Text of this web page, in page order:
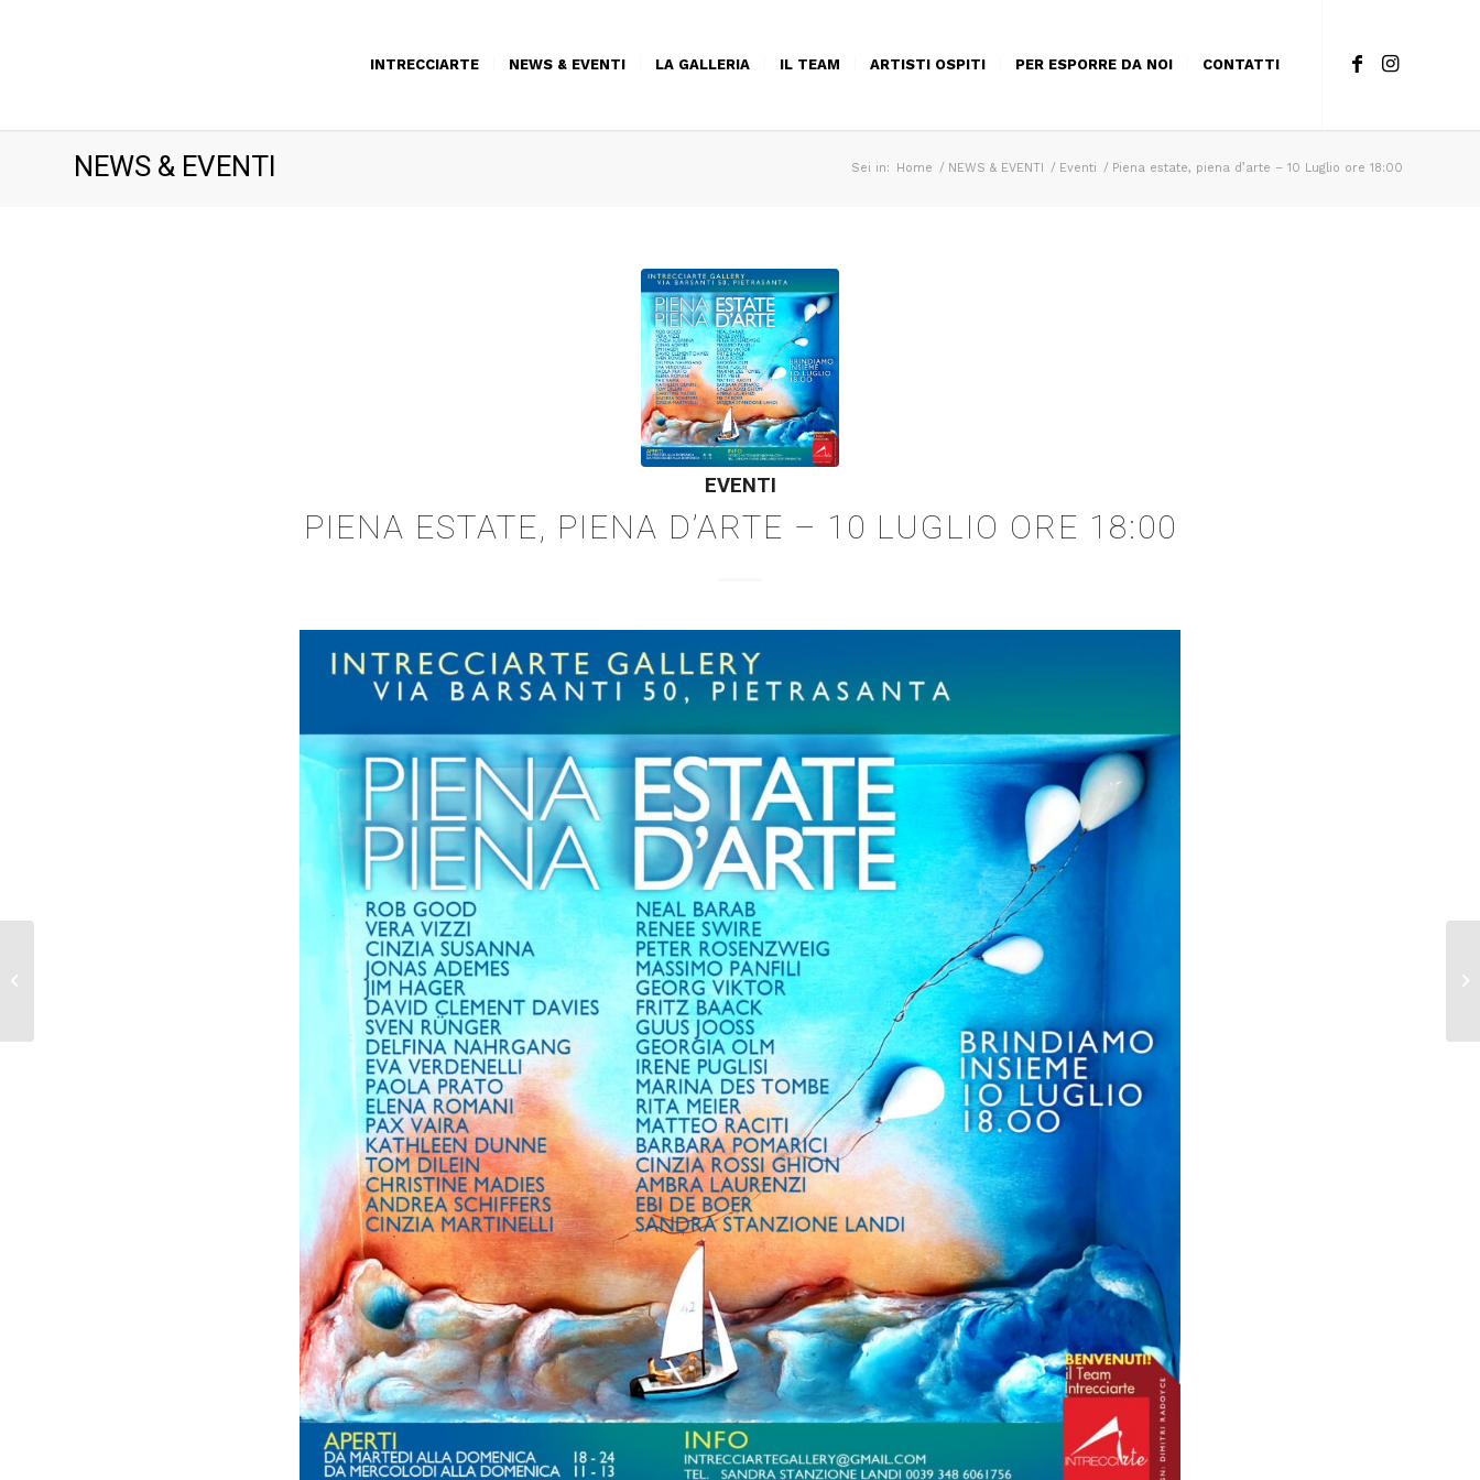
INTRECCIARTE NEWS & EVENTI LA GALLERIA IL TEAM ARTISTI OSPITI PER ESPORRE DA NOI CONTATTI
NEWS & EVENTI Sei in: Home / NEWS & EVENTI / Eventi / Piena estate, piena d’arte – 10 Luglio ore 18:00
EVENTI
PIENA ESTATE, PIENA D’ARTE – 10 LUGLIO ORE 18:00